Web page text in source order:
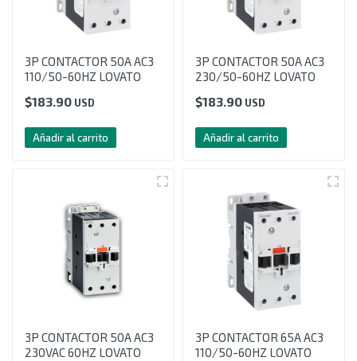
3P CONTACTOR 50A AC3
110/50-60HZ LOVATO
$183.90 USD
Añadir al carrito
3P CONTACTOR 50A AC3
230/50-60HZ LOVATO
$183.90 USD
Añadir al carrito
3P CONTACTOR 50A AC3
230VAC 60HZ LOVATO
3P CONTACTOR 65A AC3
110/50-60HZ LOVATO